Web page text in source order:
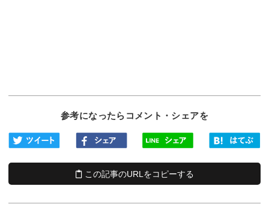
参考になったらコメント・シェアを
この記事のURLをコピーする